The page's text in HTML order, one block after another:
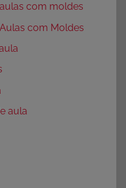
com moldes
com Moldes
aula